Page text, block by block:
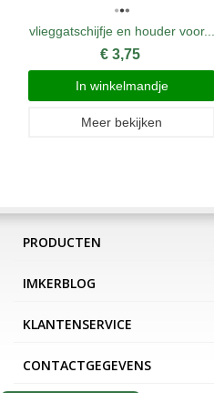
vlieggatschijfje en houder voor...
€ 3,75
In winkelmandje
Meer bekijken
PRODUCTEN
IMKERBLOG
KLANTENSERVICE
CONTACTGEGEVENS